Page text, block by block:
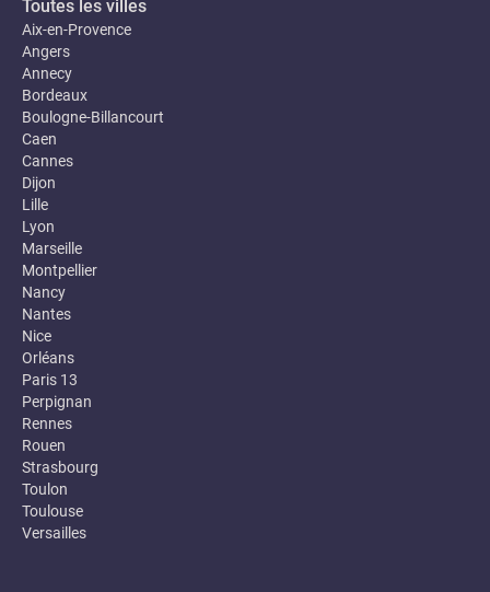
Toutes les villes
Aix-en-Provence
Angers
Annecy
Bordeaux
Boulogne-Billancourt
Caen
Cannes
Dijon
Lille
Lyon
Marseille
Montpellier
Nancy
Nantes
Nice
Orléans
Paris 13
Perpignan
Rennes
Rouen
Strasbourg
Toulon
Toulouse
Versailles